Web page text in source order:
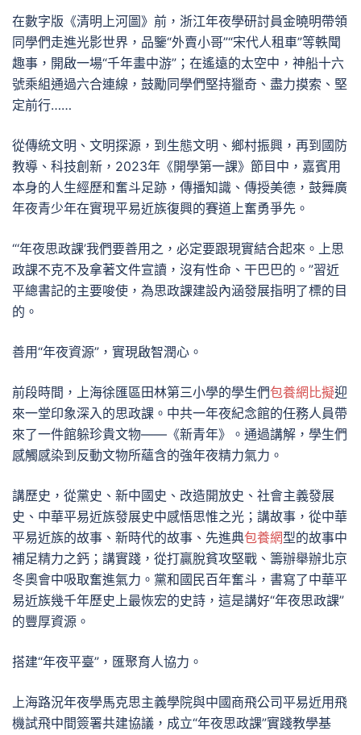
在數字版《清明上河圖》前，浙江年夜學研討員金曉明帶領
同學們走進光影世界，品鑒“外賣小哥”“宋代人租車”等軼聞
趣事，開啟一場“千年畫中游”；在遙遠的太空中，神船十六
號乘組通過六合連線，鼓勵同學們堅持獵奇、盡力摸索、堅
定前行……
從傳統文明、文明探源，到生態文明、鄉村振興，再到國防
教導、科技創新，2023年《開學第一課》節目中，嘉賓用
本身的人生經歷和奮斗足跡，傳播知識、傳授美德，鼓舞廣
年夜青少年在實現平易近族復興的賽道上奮勇爭先。
“‘年夜思政課’我們要善用之，必定要跟現實結合起來。上思
政課不克不及拿著文件宣讀，沒有性命、干巴巴的。”習近
平總書記的主要唆使，為思政課建設內涵發展指明了標的目
的。
善用“年夜資源”，實現啟智潤心。
前段時間，上海徐匯區田林第三小學的學生們包養網比擬迎
來一堂印象深入的思政課。中共一年夜紀念館的任務人員帶
來了一件館躲珍貴文物——《新青年》。通過講解，學生們
感觸感染到反動文物所蘊含的強年夜精力氣力。
講歷史，從黨史、新中國史、改造開放史、社會主義發展
史、中華平易近族發展史中感悟思惟之光；講故事，從中華
平易近族的故事、新時代的故事、先進典包養網型的故事中
補足精力之鈣；講實踐，從打贏脫貧攻堅戰、籌辦舉辦北京
冬奧會中吸取奮進氣力。黨和國民百年奮斗，書寫了中華平
易近族幾千年歷史上最恢宏的史詩，這是講好“年夜思政課”
的豐厚資源。
搭建“年夜平臺”，匯聚育人協力。
上海路況年夜學馬克思主義學院與中國商飛公司平易近用飛
機試飛中間簽署共建協議，成立“年夜思政課”實踐教學基